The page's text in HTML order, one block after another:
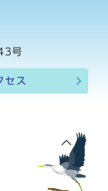
号
セス